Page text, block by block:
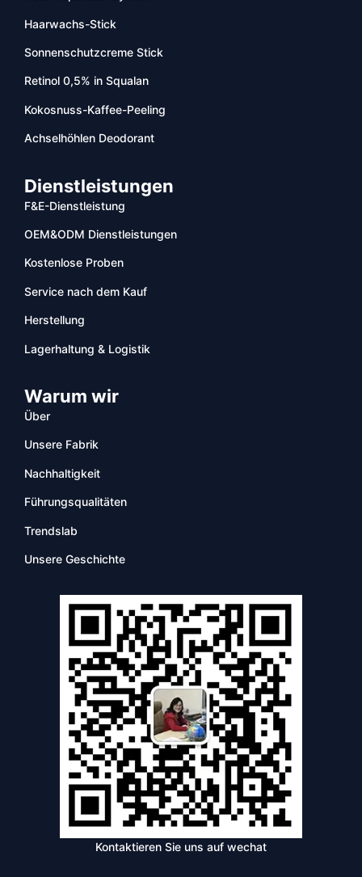
Haarwachs-Stick
Sonnenschutzcreme Stick
Retinol 0,5% in Squalan
Kokosnuss-Kaffee-Peeling
Achselhöhlen Deodorant
Dienstleistungen
F&E-Dienstleistung
OEM&ODM Dienstleistungen
Kostenlose Proben
Service nach dem Kauf
Herstellung
Lagerhaltung & Logistik
Warum wir
Über
Unsere Fabrik
Nachhaltigkeit
Führungsqualitäten
Trendslab
Unsere Geschichte
Kontaktieren Sie uns auf wechat